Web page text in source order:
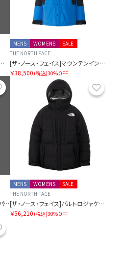
[ザ・ノース・フェイス]バルトロライトジャケット
SALE
MENS
WOMENS
THE NORTH FACE
[ザ・ノース・フェイス]マウンテンインサレーションジャケット
￥38,500 (税込)30%OFF
お気に入り
[ザ・ノース・フェイス]EX ビレイヤーパーカ（ユニセックス）
SALE
MENS
WOMENS
THE NORTH FACE
[ザ・ノース・フェイス]バルトロジャケット（ユニセックス）
￥56,210 (税込)30%OFF
お気に入り